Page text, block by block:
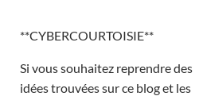
**CYBERCOURTOISIE**
Si vous souhaitez reprendre des
idées trouvées sur ce blog et les